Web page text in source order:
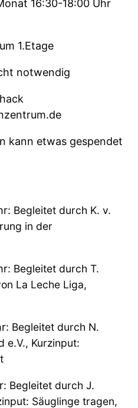
16:30-18:00 Uhr
1.Etage
notwendig
kann etwas gespendet
Begleitet durch K. v.
in der
Begleitet durch T.
La Leche Liga,
Begleitet durch N.
e.V., Kurzinput:
Begleitet durch J.
Säuglinge tragen,